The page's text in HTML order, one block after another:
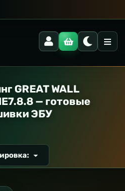
GREAT WALL
— готовые
ЭБУ